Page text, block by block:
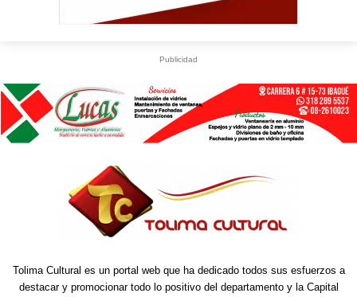
Publicidad
Tolima Cultural es un portal web que ha dedicado todos sus esfuerzos a
destacar y promocionar todo lo positivo del departamento y la Capital